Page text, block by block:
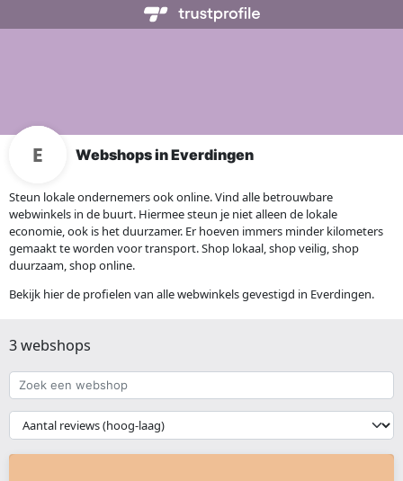
Webshops in Everdingen
Steun lokale ondernemers ook online. Vind alle betrouwbare
webwinkels in de buurt. Hiermee steun je niet alleen de lokale
economie, ook is het duurzamer. Er hoeven immers minder kilometers
gemaakt te worden voor transport. Shop lokaal, shop veilig, shop
duurzaam, shop online.
Bekijk hier de profielen van alle webwinkels gevestigd in Everdingen.
3 webshops
Zoek
een
webshop
{{
__('Sort')
}}